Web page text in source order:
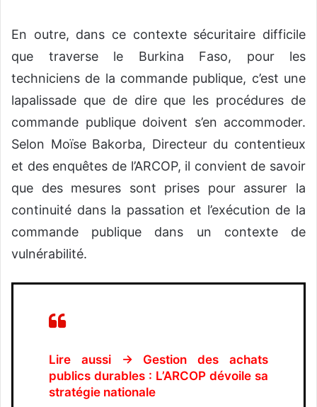
En outre, dans ce contexte sécuritaire difficile
que traverse le Burkina Faso, pour les
techniciens de la commande publique, c’est une
lapalissade que de dire que les procédures de
commande publique doivent s’en accommoder.
Selon Moïse Bakorba, Directeur du contentieux
et des enquêtes de l’ARCOP, il convient de savoir
que des mesures sont prises pour assurer la
continuité dans la passation et l’exécution de la
commande publique dans un contexte de
vulnérabilité.
Lire aussi → Gestion des achats
publics durables : L’ARCOP dévoile sa
stratégie nationale